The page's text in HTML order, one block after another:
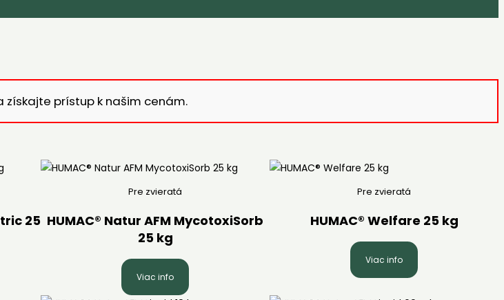
získajte prístup k našim cenám.
25
Pre zvieratá
HUMAC® Natur AFM MycotoxiSorb
25 kg
Viac info
Pre zvieratá
HUMAC® Welfare 25 kg
Viac info